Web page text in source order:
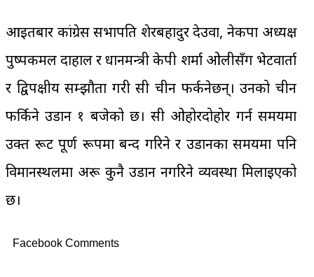
आइतबार कांग्रेस सभापति शेरबहादुर देउवा, नेकपा अध्यक्ष
पुष्पकमल दाहाल र प्रधानमन्त्री केपी शर्मा ओलीसँग भेटवार्ता
र द्विपक्षीय सम्झौता गरी सी चीन फर्कनेछन्। उनको चीन
फर्किने उडान १ बजेको छ। सी ओहोरदोहोर गर्न समयमा
उक्त रूट पूर्ण रूपमा बन्द गरिने र उडानका समयमा पनि
विमानस्थलमा अरू कुनै उडान नगरिने व्यवस्था मिलाइएको
छ।
Facebook Comments